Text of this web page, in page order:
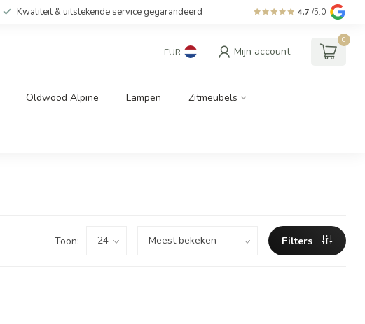
Kwaliteit & uitstekende service gegarandeerd 4.7 /5.0
EUR Mijn account
0
Oldwood Alpine Lampen Zitmeubels
Toon: Filters